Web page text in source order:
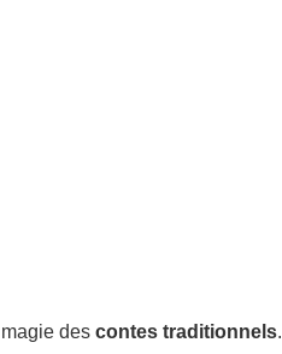
des contes traditionnels.